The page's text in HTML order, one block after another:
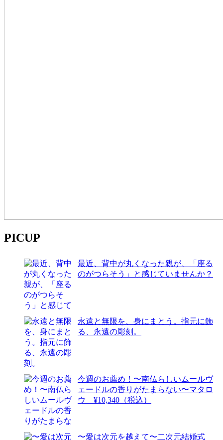
PICUP
最近、背中が丸くなった親が、「座る
のがつらそう」と感じていませんか？
永遠と無限を、身にまとう。指元に飾
る、永遠の彫刻。
今週のお薦め！〜南仏らしいムールヴ
ェードルの香りがたまらない〜マタロ
ウ ¥10,340（税込）
〜愛は次元を越えて〜二次元結婚式